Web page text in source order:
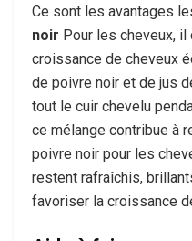
Ce sont les avantages
noir Pour les cheveux,
croissance de cheveux
de poivre noir et de jus
tout le cuir chevelu
ce mélange contribue à
poivre noir pour les
restent rafraîchis,
favoriser la croissance